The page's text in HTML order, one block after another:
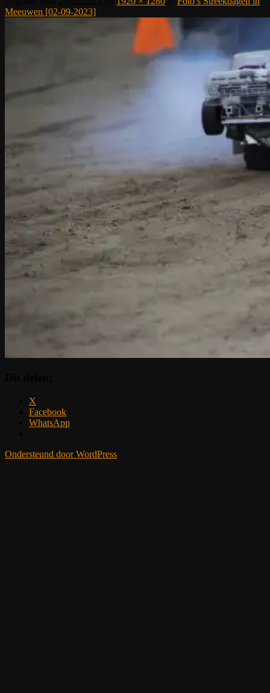
Meeuwen [02-09-2023]
X
Facebook
WhatsApp
Ondersteund door WordPress